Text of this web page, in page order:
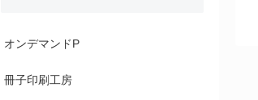
オンデマンドP
冊子印刷工房